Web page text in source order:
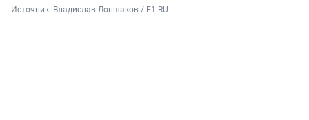
Источник: Владислав Лоншаков / E1.RU